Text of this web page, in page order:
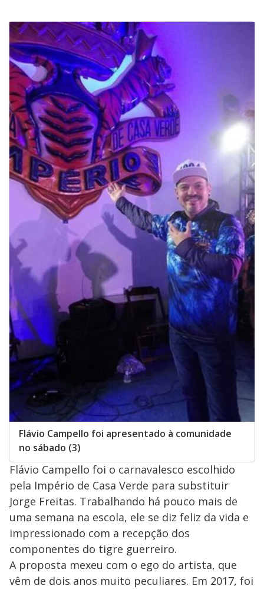
Flávio Campello foi apresentado à comunidade
no sábado (3)
Flávio Campello foi o carnavalesco escolhido
pela Império de Casa Verde para substituir
Jorge Freitas. Trabalhando há pouco mais de
uma semana na escola, ele se diz feliz da vida e
impressionado com a recepção dos
componentes do tigre guerreiro.
A proposta mexeu com o ego do artista, que
vêm de dois anos muito peculiares. Em 2017, foi